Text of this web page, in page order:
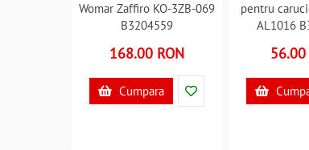
Womar Zaffiro KO-3ZB-069
B3204559
168.00 RON
Cumpara
pentru
AL1016
56.00